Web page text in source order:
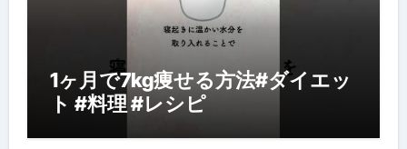
1ヶ月で7kg痩せる方法#ダイエッ
ト #料理 #レシピ